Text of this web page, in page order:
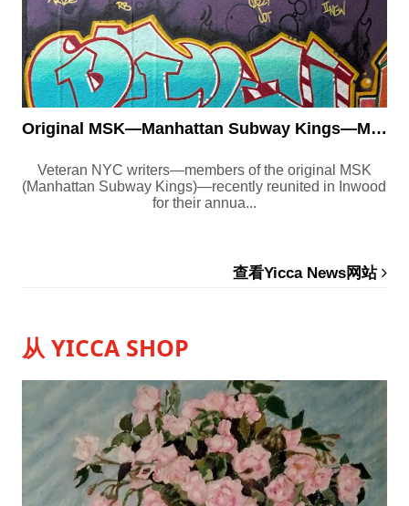
Original MSK—Manhattan Subway Kings—Members and Friends Reunit...
Veteran NYC writers—members of the original MSK
(Manhattan Subway Kings)—recently reunited in Inwood
for their annua...
查看Yicca News网站
从 YICCA SHOP